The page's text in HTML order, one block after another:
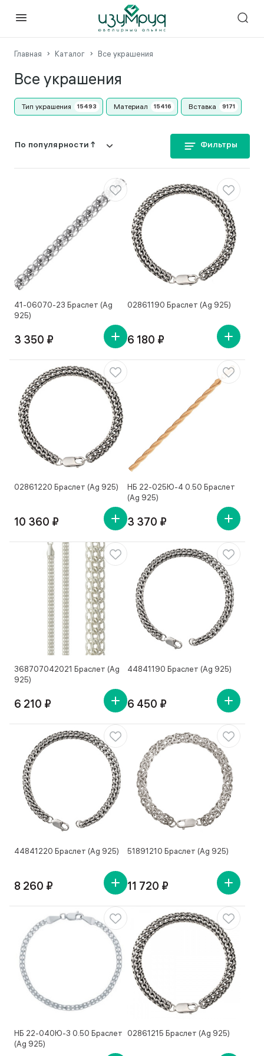
Главная Каталог Все украшения
Все украшения
Тип украшения Материал Вставка
Фильтры
41-06070-23 Браслет (Ag
925)
3 350 ₽
02861190 Браслет (Ag 925)
6 180 ₽
02861220 Браслет (Ag 925)
10 360 ₽
НБ 22-025Ю-4 0.50 Браслет
(Ag 925)
3 370 ₽
368707042021 Браслет (Ag
925)
6 210 ₽
44841190 Браслет (Ag 925)
6 450 ₽
44841220 Браслет (Ag 925)
8 260 ₽
51891210 Браслет (Ag 925)
11 720 ₽
НБ 22-040Ю-3 0.50 Браслет
(Ag 925)
02861215 Браслет (Ag 925)